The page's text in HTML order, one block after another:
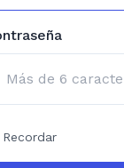
Recordar